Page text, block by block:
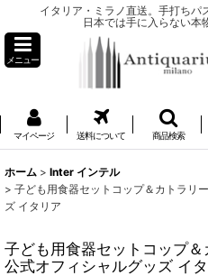
イタリア・ミラノ直送。手打ちパ
日本では手に入らない本
メニュー
マイページ 送料について 商品検索
ホーム > Inter インテル
> 子ども用食器セットコップ＆カトラリ
ズ イタリア
子ども用食器セットコップ
公式オフィシャルグッズ イ